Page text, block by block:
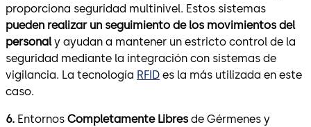
proporciona seguridad multinivel. Estos sistemas
pueden realizar un seguimiento de los movimientos del
personaly ayudan a mantener un estricto control de la
seguridad mediante la integración con sistemas de
vigilancia. La tecnología RFID es la más utilizada en este
caso.
6. Entornos Completamente Libres de Gérmenes y